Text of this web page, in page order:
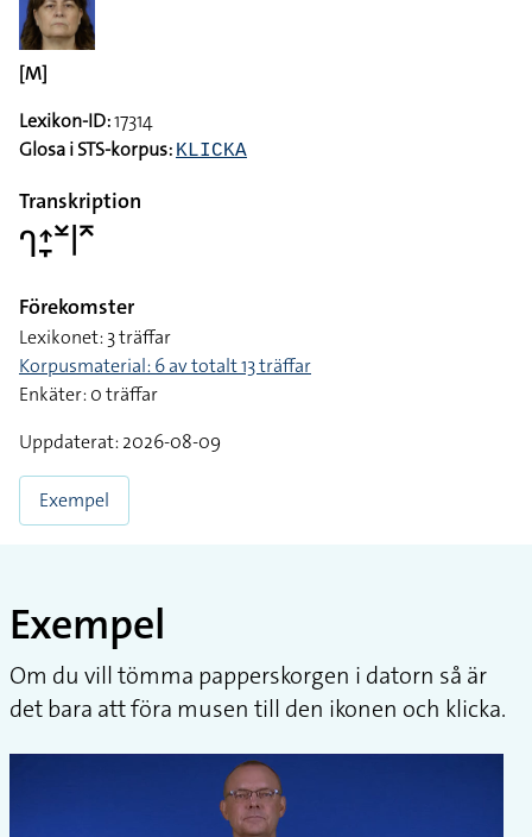
[M]
Lexikon-ID:17314
Glosa i STS-korpus: KLICKA
Transkription
􌤪􌤴􌥙􌥸􌥼􌥷
Förekomster
Lexikonet: 3 träffar
Korpusmaterial: 6 av totalt 13 träffar
Enkäter: 0 träffar
Uppdaterat: 2026-08-09
Exempel
Exempel
Om du vill tömma papperskorgen i datorn så är
det bara att föra musen till den ikonen och klicka.